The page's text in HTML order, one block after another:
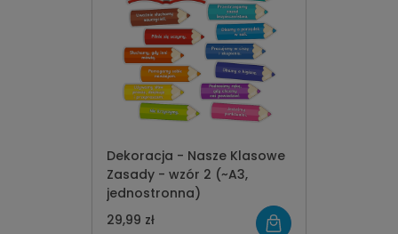
Dekoracja - Nasze Klasowe
Zasady - wzór 2 (~A3,
jednostronna)
29,99 zł